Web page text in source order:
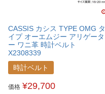
CASSIS カシス TYPE OMG タ
イプ オーエムジー アリゲータ
ー ワニ革 時計ベルト
X2308339
時計ベルト
価格 ¥29,700